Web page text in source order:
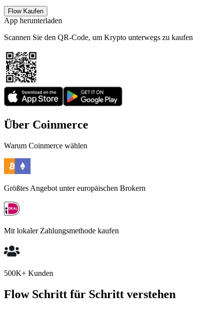
Flow Kaufen
App herunterladen
Scannen Sie den QR-Code, um Krypto unterwegs zu kaufen
Über Coinmerce
Warum Coinmerce wählen
Größtes Angebot unter europäischen Brokern
Mit lokaler Zahlungsmethode kaufen
500K+ Kunden
Flow Schritt für Schritt verstehen